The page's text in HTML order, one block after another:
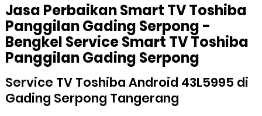
Jasa Perbaikan Smart TV Toshiba
Panggilan Gading Serpong -
Bengkel Service Smart TV Toshiba
Panggilan Gading Serpong
Service TV Toshiba Android 43L5995 di
Gading Serpong Tangerang